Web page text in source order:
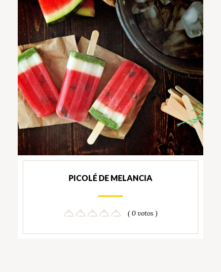
PICOLÉ DE MELANCIA
( 0 votos )